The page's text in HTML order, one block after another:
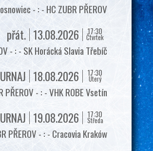
- : - HC ZUBR PŘEROV
17:30
Čtvrtek
13.08.2026
přát.
- : - SK Horácká Slavia Třebíč
17:30
Úterý
18.08.2026
PŘEROV - : - VHK ROBE Vsetín
17:30
Středa
19.08.2026
PŘEROV - : - Cracovia Kraków